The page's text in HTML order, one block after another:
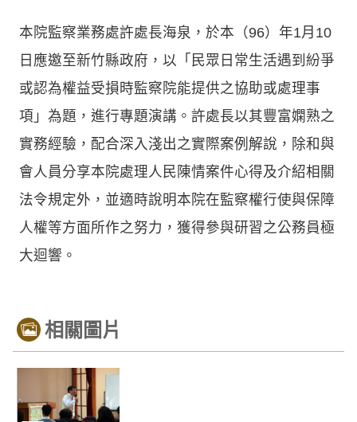
本院監察業務處許處長海泉，於本（96）年1月10
日應邀至新竹縣政府，以「民眾日常生活遇到紛爭
或認為權益受損時監察院能提供之協助或處理事
項」為題，進行專題演講。許處長以其豐富嫻熟之
實務經驗，配合深入淺出之實際案例解說，除和與
會人員分享本院處理人民陳情案件心得及介紹相關
法令規定外，並適時說明本院在監察權行使與保障
人權等方面所作之努力，獲得參與研習之公務員極
大迴響。
相關圖片